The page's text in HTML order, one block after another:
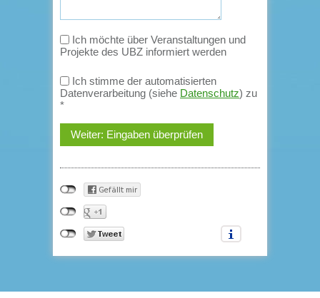
Projekte des UBZ informiert werden
Datenverarbeitung (siehe Datenschutz) zu
*